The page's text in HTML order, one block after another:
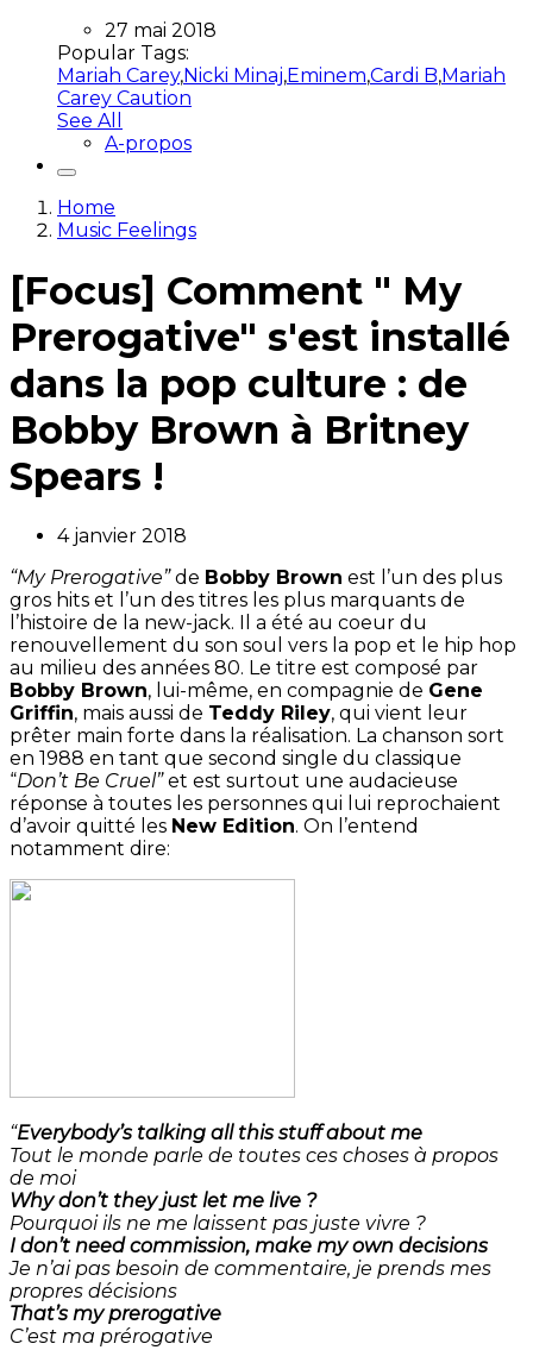
27 mai 2018
Popular Tags:
Mariah Carey,Nicki Minaj,Eminem,Cardi B,Mariah
Carey Caution
See All
A-propos
Home
Music Feelings
[Focus] Comment " My
Prerogative" s'est installé
dans la pop culture : de
Bobby Brown à Britney
Spears !
4 janvier 2018
“My Prerogative”de Bobby Brown est l’un des plus
gros hits et l’un des titres les plus marquants de
l’histoire de la new-jack. Il a été au coeur du
renouvellement du son soul vers la pop et le hip hop
au milieu des années 80. Le titre est composé par
Bobby Brown, lui-même, en compagnie de Gene
Griffin, mais aussi de Teddy Riley, qui vient leur
prêter main forte dans la réalisation. La chanson sort
en 1988 en tant que second single du classique
“Don’t Be Cruel”et est surtout une audacieuse
réponse à toutes les personnes qui lui reprochaient
d’avoir quitté les New Edition. On l’entend
notamment dire:
“Everybody’s talking all this stuff about me
Tout le monde parle de toutes ces choses à propos
de moi
Why don’t they just let me live ?
Pourquoi ils ne me laissent pas juste vivre ?
I don’t need commission, make my own decisions
Je n’ai pas besoin de commentaire, je prends mes
propres décisions
That’s my prerogative
C’est ma prérogative